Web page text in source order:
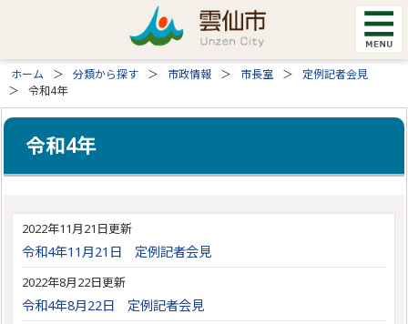
ホーム 分類から探す 市政情報 市長室
定例記者会見
令和4年
令和4年
2022年11月21日更新
令和4年11月21日 定例記者会見
2022年8月22日更新
令和4年8月22日 定例記者会見